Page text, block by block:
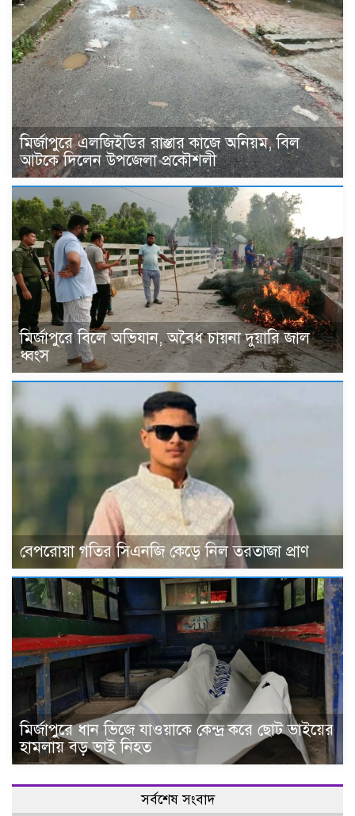
মির্জাপুরে এলজিইডির রাস্তার কাজে অনিয়ম, বিল
আটকে দিলেন উপজেলা প্রকৌশলী
মির্জাপুরে বিলে অভিযান, অবৈধ চায়না দুয়ারি জাল
ধ্বংস
বেপরোয়া গতির সিএনজি কেড়ে নিল তরতাজা প্রাণ
মির্জাপুরে ধান ভিজে যাওয়াকে কেন্দ্র করে ছোট ভাইয়ের
হামলায় বড় ভাই নিহত
সর্বশেষ সংবাদ